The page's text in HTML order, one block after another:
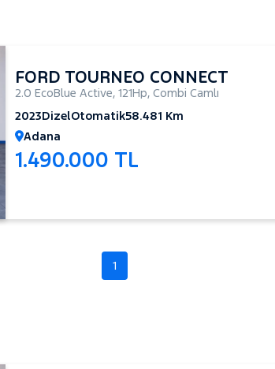
FORD TOURNEO CONNECT
2.0 EcoBlue Active, 121Hp, Combi Camlı
2023DizelOtomatik58.481 Km
Adana
1.490.000 TL
1